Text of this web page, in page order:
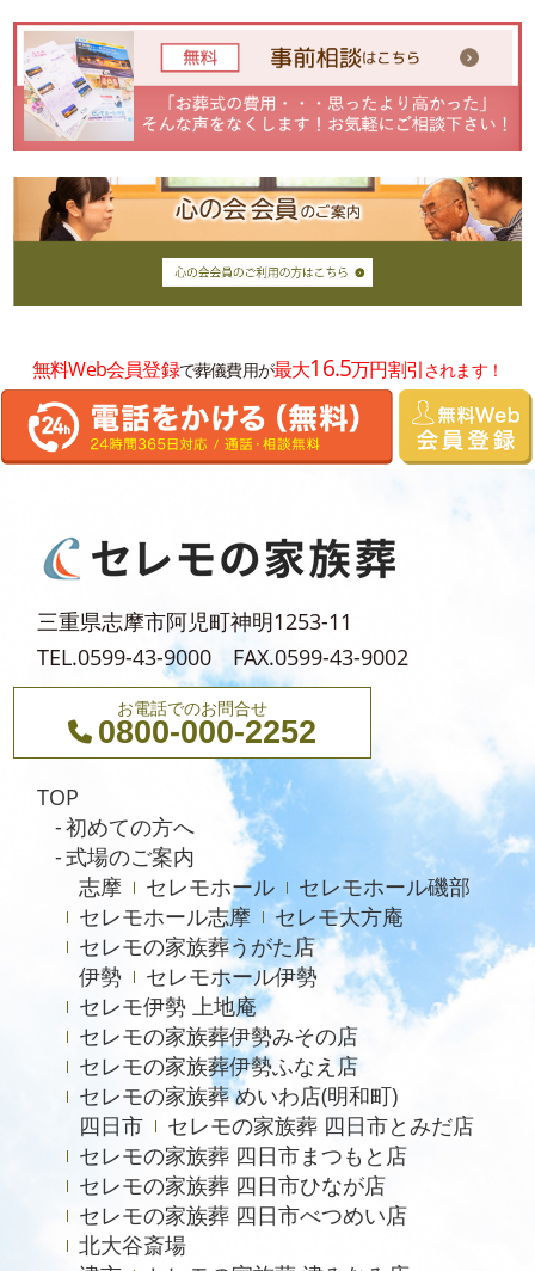
無料Web会員登録で葬儀費用が最大16.5万円割引されます！
三重県志摩市阿児町神明1253-11
TEL.0599-43-9000 FAX.0599-43-9002
お電話でのお問合せ
0800-000-2252
TOP
初めての方へ
式場のご案内
志摩
セレモホール
セレモホール磯部
セレモホール志摩
セレモ大方庵
セレモの家族葬うがた店
伊勢
セレモホール伊勢
セレモ伊勢 上地庵
セレモの家族葬伊勢みその店
セレモの家族葬伊勢ふなえ店
セレモの家族葬 めいわ店(明和町)
四日市
セレモの家族葬 四日市とみだ店
セレモの家族葬 四日市まつもと店
セレモの家族葬 四日市ひなが店
セレモの家族葬 四日市べつめい店
北大谷斎場